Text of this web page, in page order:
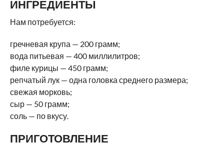
ИНГРЕДИЕНТЫ
Нам потребуется:
гречневая крупа — 200 грамм;
вода питьевая — 400 миллилитров;
филе курицы — 450 грамм;
репчатый лук — одна головка среднего размера;
свежая морковь;
сыр — 50 грамм;
соль — по вкусу.
ПРИГОТОВЛЕНИЕ